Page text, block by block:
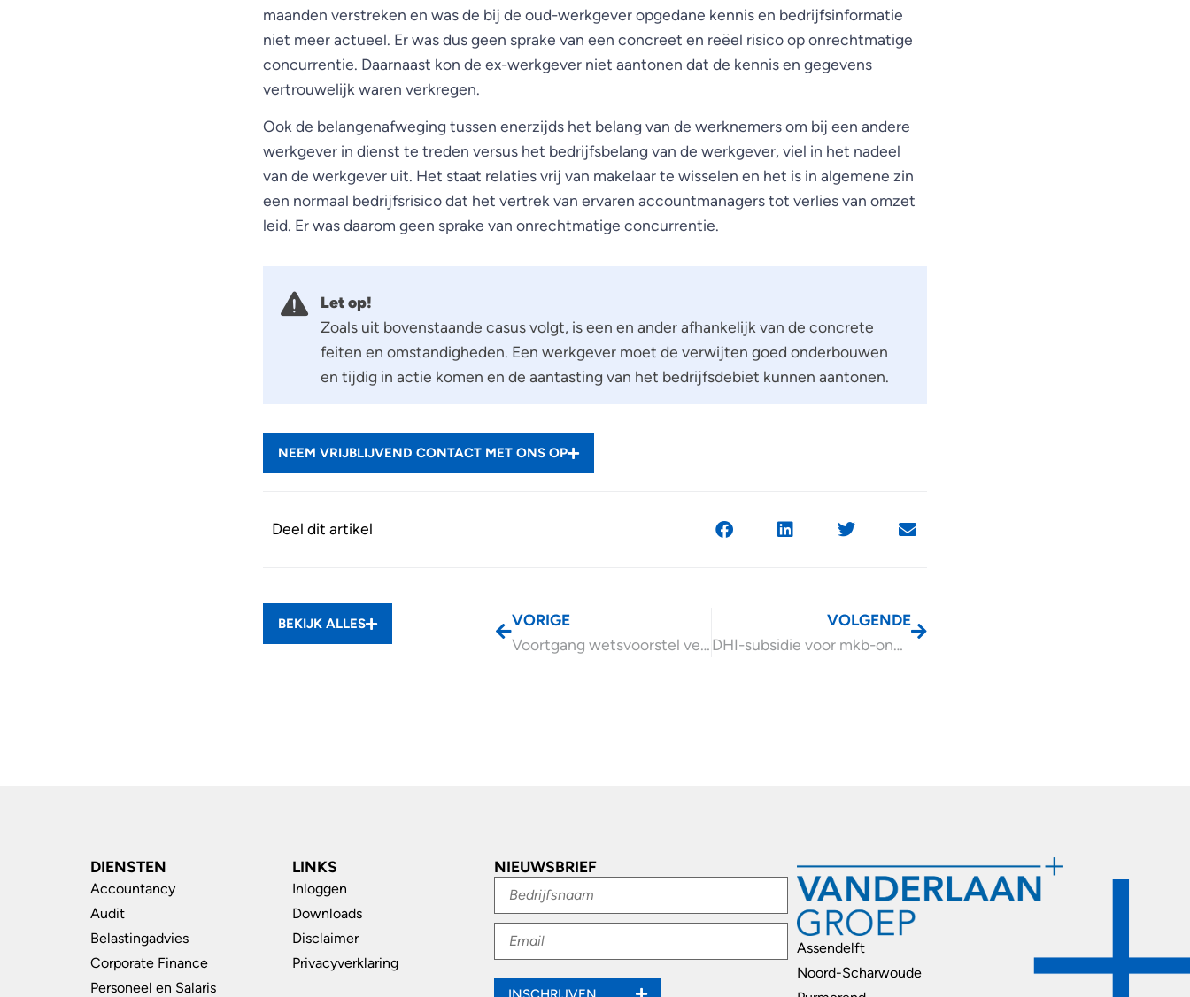
maanden verstreken en was de bij de oud-werkgever opgedane kennis en bedrijfsinformatie
niet meer actueel. Er was dus geen sprake van een concreet en reëel risico op onrechtmatige
concurrentie. Daarnaast kon de ex-werkgever niet aantonen dat de kennis en gegevens
vertrouwelijk waren verkregen.
Ook de belangenafweging tussen enerzijds het belang van de werknemers om bij een andere
werkgever in dienst te treden versus het bedrijfsbelang van de werkgever, viel in het nadeel
van de werkgever uit. Het staat relaties vrij van makelaar te wisselen en het is in algemene zin
een normaal bedrijfsrisico dat het vertrek van ervaren accountmanagers tot verlies van omzet
leid. Er was daarom geen sprake van onrechtmatige concurrentie.
Let op!
Zoals uit bovenstaande casus volgt, is een en ander afhankelijk van de concrete
feiten en omstandigheden. Een werkgever moet de verwijten goed onderbouwen
en tijdig in actie komen en de aantasting van het bedrijfsdebiet kunnen aantonen.
NEEM VRIJBLIJVEND CONTACT MET ONS OP
Deel dit artikel
BEKIJK ALLES
VORIGE
Voortgang wetsvoorstel verplichte AOV zelfstandigen
VOLGENDE
DHI-subsidie voor mkb-ondernemingen
DIENSTEN
Accountancy
Audit
Belastingadvies
Corporate Finance
Personeel en Salaris
LINKS
Inloggen
Downloads
Disclaimer
Privacyverklaring
NIEUWSBRIEF
Assendelft
Noord-Scharwoude